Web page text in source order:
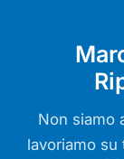
Non siamo
lavoriamo